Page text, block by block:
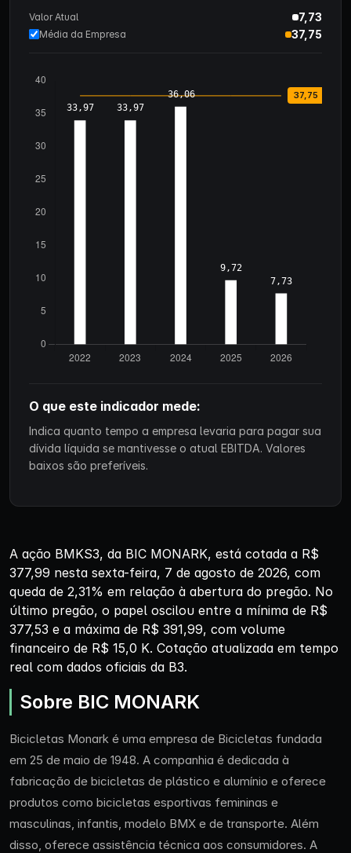
Valor Atual 7,73
Média da Empresa 37,75
O que este indicador mede:
Indica quanto tempo a empresa levaria para pagar sua
dívida líquida se mantivesse o atual EBITDA. Valores
baixos são preferíveis.
A ação BMKS3, da BIC MONARK, está cotada a R$
377,99 nesta sexta-feira, 7 de agosto de 2026, com
queda de 2,31% em relação à abertura do pregão. No
último pregão, o papel oscilou entre a mínima de R$
377,53 e a máxima de R$ 391,99, com volume
financeiro de R$ 15,0 K. Cotação atualizada em tempo
real com dados oficiais da B3.
Sobre BIC MONARK
Bicicletas Monark é uma empresa de Bicicletas fundada
em 25 de maio de 1948. A companhia é dedicada à
fabricação de bicicletas de plástico e alumínio e oferece
produtos como bicicletas esportivas femininas e
masculinas, infantis, modelo BMX e de transporte. Além
disso, oferece assistência técnica aos consumidores. A